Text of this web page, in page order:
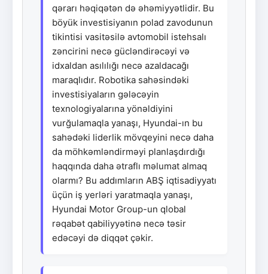
qərarı həqiqətən də əhəmiyyətlidir. Bu
böyük investisiyanın polad zavodunun
tikintisi vasitəsilə avtomobil istehsalı
zəncirini necə gücləndirəcəyi və
idxaldan asılılığı necə azaldacağı
maraqlıdır. Robotika sahəsindəki
investisiyaların gələcəyin
texnologiyalarına yönəldiyini
vurğulamaqla yanaşı, Hyundai-ın bu
sahədəki liderlik mövqeyini necə daha
da möhkəmləndirməyi planlaşdırdığı
haqqında daha ətraflı məlumat almaq
olarmı? Bu addımların ABŞ iqtisadiyyatı
üçün iş yerləri yaratmaqla yanaşı,
Hyundai Motor Group-un qlobal
rəqabət qabiliyyətinə necə təsir
edəcəyi də diqqət çəkir.